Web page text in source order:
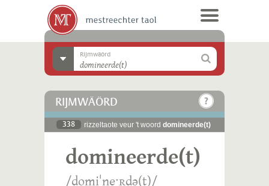
Rijmwäörd
RIJMWÄÖRD
338 rizzeltaote veur 't woord domineerde(t)
domineerde(t)
/domiˈneˑʀdə(t)/